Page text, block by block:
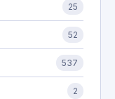
25
52
537
2